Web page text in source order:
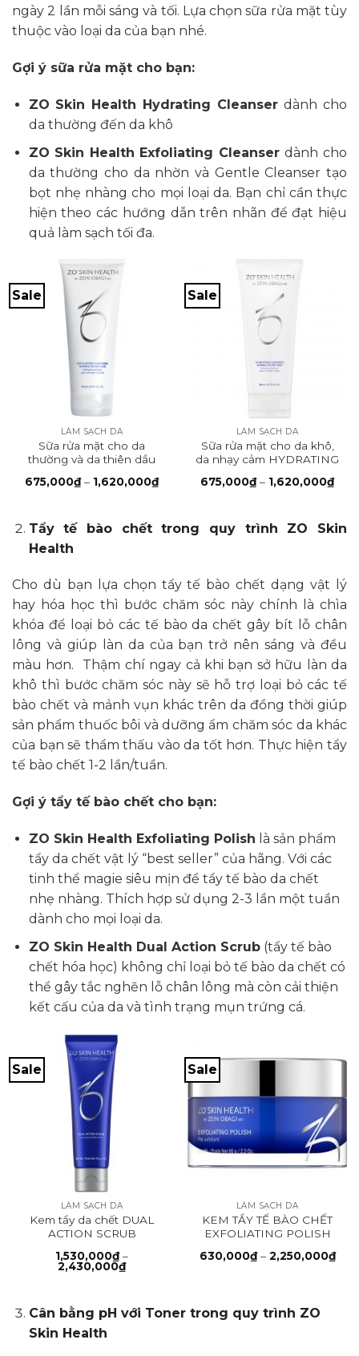
ngày 2 lần mỗi sáng và tối. Lựa chọn sữa rửa mặt tùy
thuộc vào loại da của bạn nhé.
Gợi ý sữa rửa mặt cho bạn:
ZO Skin Health Hydrating Cleanser dành cho
da thường đến da khô
ZO Skin Health Exfoliating Cleanser dành cho
da thường cho da nhờn và Gentle Cleanser tạo
bọt nhẹ nhàng cho mọi loại da. Bạn chỉ cần thực
hiện theo các hướng dẫn trên nhãn để đạt hiệu
quả làm sạch tối đa.
Sale
LÀM SẠCH DA
Sữa rửa mặt cho da
thường và da thiên dầu
CLEANSER
675,000₫ – 1,620,000₫Khoảng
giá:
đến
1,620,000₫
Sale
LÀM SẠCH DA
Sữa rửa mặt cho da khô,
da nhạy cảm HYDRATING
675,000₫ – 1,620,000₫
giá:
đến
Tẩy tế bào chết trong quy trình ZO Skin
Health
Cho dù bạn lựa chọn tẩy tế bào chết dạng vật lý
hay hóa học thì bước chăm sóc này chính là chìa
khóa để loại bỏ các tế bào da chết gây bít lỗ chân
lông và giúp làn da của bạn trở nên sáng và đều
màu hơn. Thậm chí ngay cả khi bạn sở hữu làn da
khô thì bước chăm sóc này sẽ hỗ trợ loại bỏ các tế
bào chết và mảnh vụn khác trên da đồng thời giúp
sản phẩm thuốc bôi và dưỡng ẩm chăm sóc da khác
của bạn sẽ thẩm thấu vào da tốt hơn. Thực hiện tẩy
tế bào chết 1-2 lần/tuần.
Gợi ý tẩy tế bào chết cho bạn:
ZO Skin Health Exfoliating Polish là sản phẩm
tẩy da chết vật lý “best seller” của hãng. Với các
tinh thể magie siêu mịn để tẩy tế bào da chết
nhẹ nhàng. Thích hợp sử dụng 2-3 lần một tuần
dành cho mọi loại da.
ZO Skin Health Dual Action Scrub(tẩy tế bào
chết hóa học) không chỉ loại bỏ tế bào da chết có
thể gây tắc nghẽn lỗ chân lông mà còn cải thiện
kết cấu của da và tình trạng mụn trứng cá.
Sale
LÀM SẠCH DA
Kem tẩy da chết DUAL
ACTION SCRUB
1,530,000₫ –
2,430,000₫Khoảng
giá:
đến
2,430,000₫
Sale
LÀM SẠCH DA
KEM TẨY TẾ BÀO CHẾT
EXFOLIATING POLISH
630,000₫ – 2,250,000₫
giá:
Cân bằng pH với Toner trong quy trình ZO
Skin Health